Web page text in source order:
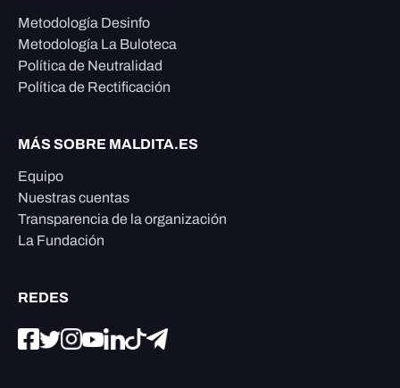
Metodología Desinfo
Metodología La Buloteca
Política de Neutralidad
Política de Rectificación
MÁS SOBRE MALDITA.ES
Equipo
Nuestras cuentas
Transparencia de la organización
La Fundación
REDES